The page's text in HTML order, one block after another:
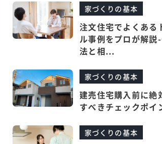
家づくりの基本
注文住宅でよくある
ル事例をプロが解説
法と相...
家づくりの基本
建売住宅購入前に絶
すべきチェックポイ
家づくりの基本